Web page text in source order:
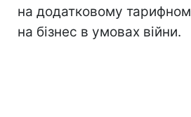
на додатковому
на бізнес в умовах війни.